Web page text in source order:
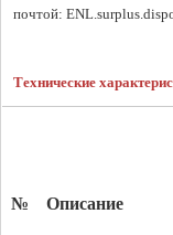
почтой:
Технические
№ Описание